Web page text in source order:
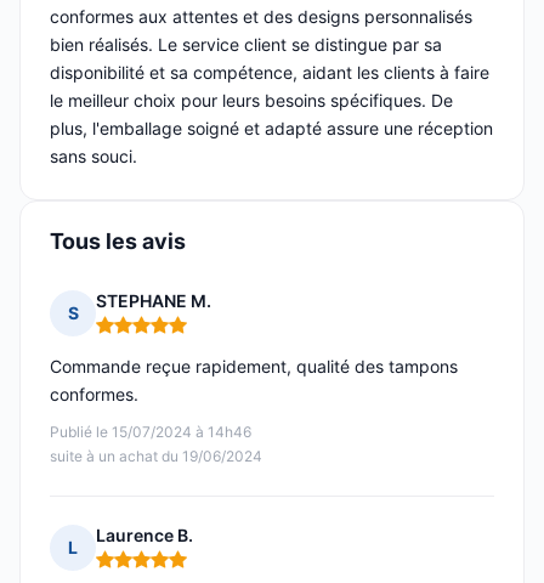
conformes aux attentes et des designs personnalisés
bien réalisés. Le service client se distingue par sa
disponibilité et sa compétence, aidant les clients à faire
le meilleur choix pour leurs besoins spécifiques. De
plus, l'emballage soigné et adapté assure une réception
sans souci.
Tous les avis
S
STEPHANE M.
Note : 5 sur 5
Publié le 15/07/2024 à 14h46
suite à un achat du 19/06/2024
Commande reçue rapidement, qualité des tampons
conformes.
L
Laurence B.
Note : 5 sur 5